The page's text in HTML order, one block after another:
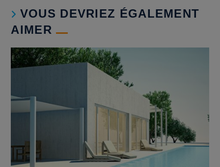
VOUS DEVRIEZ ÉGALEMENT
AIMER